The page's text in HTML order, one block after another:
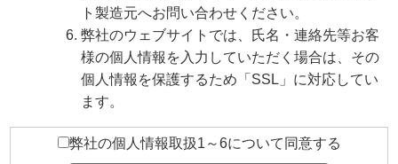
ト製造元へお問い合わせください。
弊社のウェブサイトでは、氏名・連絡先等お客
様の個人情報を入力していただく場合は、その
個人情報を保護するため「SSL」に対応してい
ます。
弊社の個人情報取扱1～6について同意する